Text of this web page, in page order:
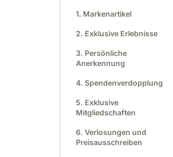
1. Markenartikel
2. Exklusive Erlebnisse
3. Persönliche
Anerkennung
4. Spendenverdopplung
5. Exklusive
Mitgliedschaften
6. Verlosungen und
Preisausschreiben